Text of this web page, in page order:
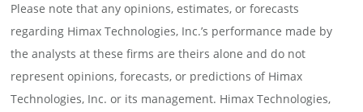
Please note that any opinions, estimates, or forecasts
regarding Himax Technologies, Inc.’s performance made by
the analysts at these firms are theirs alone and do not
represent opinions, forecasts, or predictions of Himax
Technologies, Inc. or its management. Himax Technologies,